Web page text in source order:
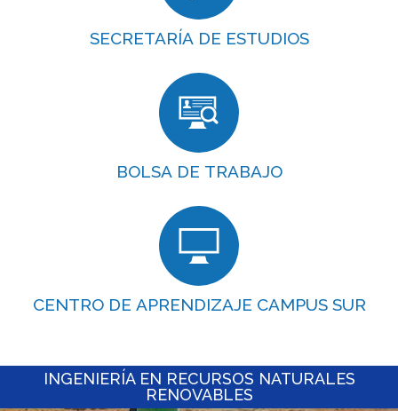
SECRETARÍA DE ESTUDIOS
BOLSA DE TRABAJO
CENTRO DE APRENDIZAJE CAMPUS SUR
INGENIERÍA EN RECURSOS NATURALES
RENOVABLES